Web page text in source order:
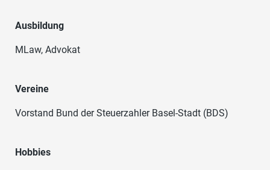
Ausbildung
MLaw, Advokat
Vereine
Vorstand Bund der Steuerzahler Basel-Stadt (BDS)
Hobbies